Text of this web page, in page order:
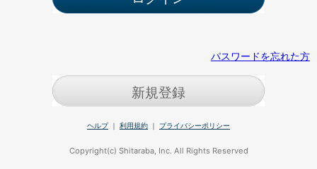
パスワードを忘れた方
新規登録
ヘルプ｜ 利用規約 ｜ プライバシーポリシー
Copyright(c) Shitaraba, Inc. All Rights Reserved